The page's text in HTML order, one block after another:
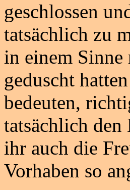
geschlossen
tatsächlich zu
in einem Sinne
geduscht
bedeuten,
tatsächlich
ihr auch die
Vorhaben so